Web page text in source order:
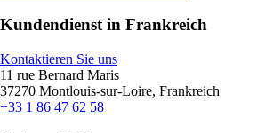
Kundendienst in Frankreich
Kontaktieren Sie uns
11 rue Bernard Maris
37270 Montlouis-sur-Loire, Frankreich
+33 1 86 47 62 58